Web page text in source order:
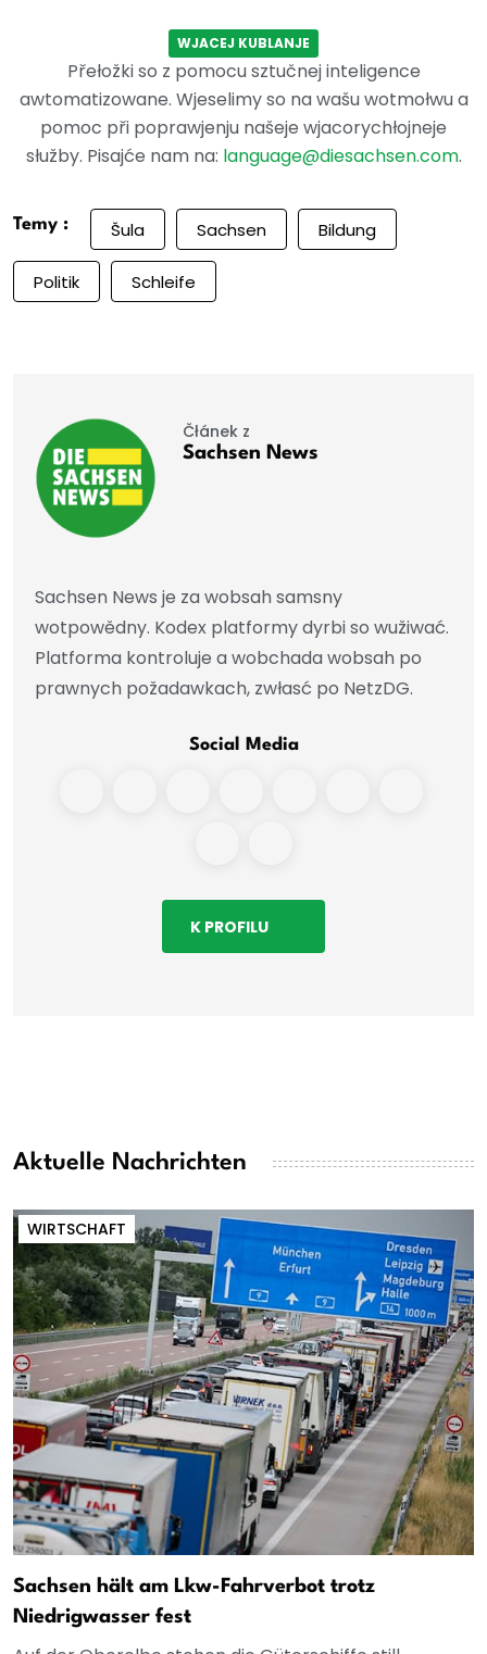
WJACEJ KUBLANJE
Přełožki so z pomocu sztučnej inteligence
awtomatizowane. Wjeselimy so na wašu wotmołwu a
pomoc při poprawjenju našeje wjacorychłojneje
słužby. Pisajće nam na: language@diesachsen.com.
Temy : Šula Sachsen Bildung
Politik Schleife
Čłánek z
Sachsen News
Sachsen News je za wobsah samsny
wotpowědny. Kodex platformy dyrbi so wužiwać.
Platforma kontroluje a wobchada wobsah po
prawnych požadawkach, zwłasć po NetzDG.
Social Media
K PROFILU
Aktuelle Nachrichten
WIRTSCHAFT
Sachsen hält am Lkw-Fahrverbot trotz
Niedrigwasser fest